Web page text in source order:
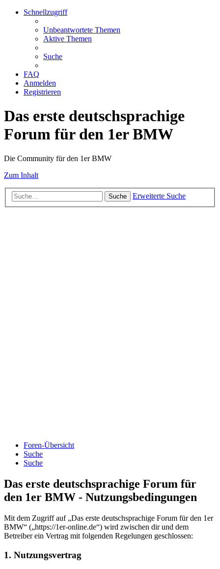
Schnellzugriff
Unbeantwortete Themen
Aktive Themen
Suche
FAQ
Anmelden
Registrieren
Das erste deutschsprachige
Forum für den 1er BMW
Die Community für den 1er BMW
Zum Inhalt
Suche Erweiterte Suche
Foren-Übersicht
Suche
Suche
Das erste deutschsprachige Forum für
den 1er BMW - Nutzungsbedingungen
Mit dem Zugriff auf „Das erste deutschsprachige Forum für den 1er
BMW“ („https://1er-online.de“) wird zwischen dir und dem
Betreiber ein Vertrag mit folgenden Regelungen geschlossen:
1. Nutzungsvertrag